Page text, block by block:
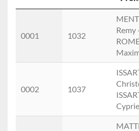
Nom
0001 1032
Remy
0002 1037